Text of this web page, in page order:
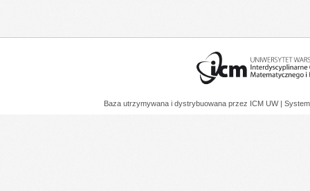
Baza utrzymywana i dystrybuowana przez ICM UW |